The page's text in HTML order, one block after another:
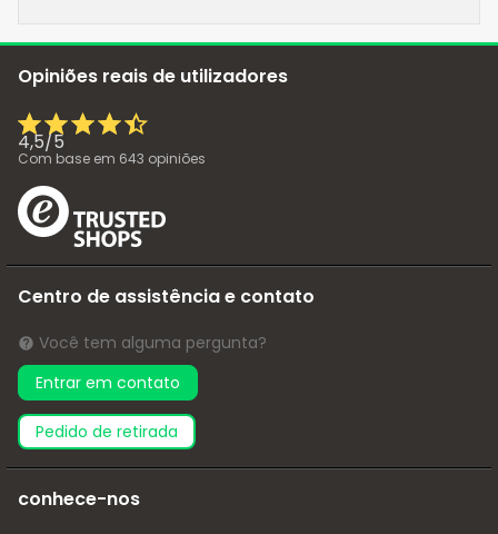
Opiniões reais de utilizadores
4,5/5
Com base em 643 opiniões
Centro de assistência e contato
Você tem alguma pergunta?
Entrar em contato
pedido de retirada
conhece-nos